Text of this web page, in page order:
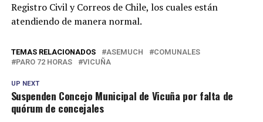
Registro Civil y Correos de Chile, los cuales están
atendiendo de manera normal.
TEMAS RELACIONADOS ASEMUCH
COMUNALES
PARO 72 HORAS
VICUÑA
UP NEXT
Suspenden Concejo Municipal de Vicuña por falta de
quórum de concejales